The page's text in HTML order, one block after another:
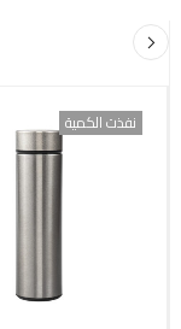
نفذت الكمية